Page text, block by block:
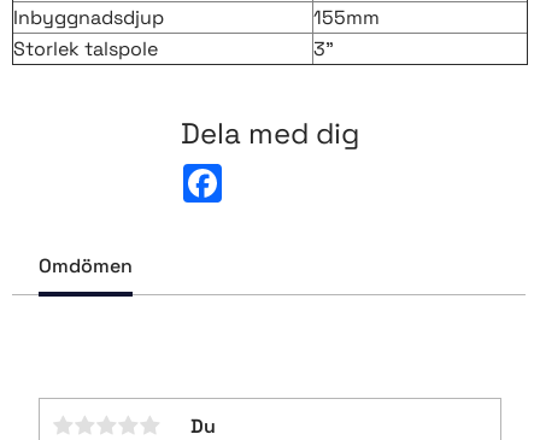
Inbyggnadsdjup
155mm
Storlek talspole
3"
Dela med dig
o
Omdömen
Du